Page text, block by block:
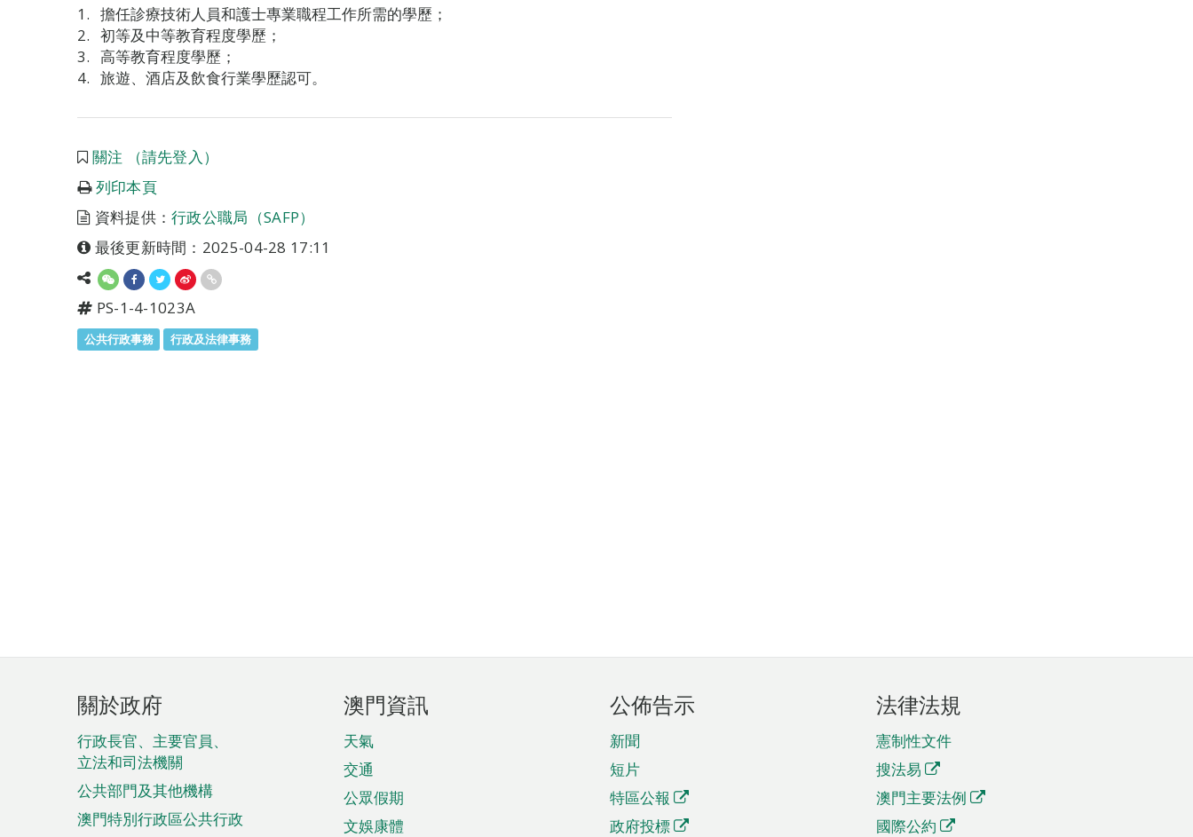
擔任診療技術人員和護士專業職程工作所需的學歷；
初等及中等教育程度學歷；
高等教育程度學歷；
旅遊、酒店及飲食行業學歷認可。
關注 （請先登入）
列印本頁
資料提供：行政公職局（SAFP）
最後更新時間：2025-04-28 17:11
PS-1-4-1023A
公共行政事務 行政及法律事務
頁
腳
菜
單
關於政府
行政長官、主要官員、
立法和司法機關
公共部門及其他機構
澳門特別行政區公共行政
澳門資訊
天氣
交通
公眾假期
文娛康體
公佈告示
新聞
短片
特區公報
政府投標
法律法規
憲制性文件
搜法易
澳門主要法例
國際公約